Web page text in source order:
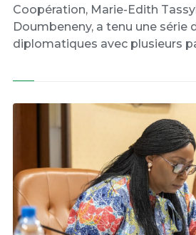
Coopération, Marie-Edith
Doumbeneny, a tenu une série
diplomatiques avec plusieurs